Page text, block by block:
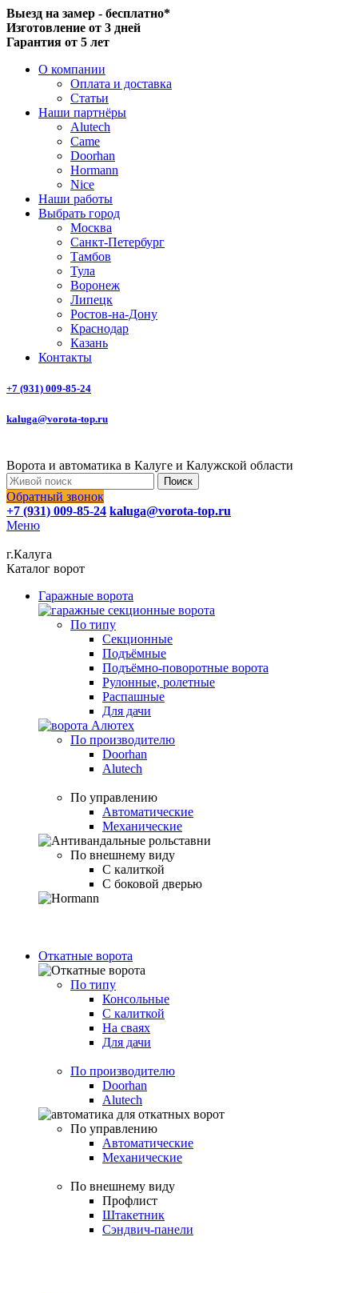
Выезд на замер - бесплатно*
Изготовление от 3 дней
Гарантия от 5 лет
О компании
Оплата и доставка
Статьи
Наши партнёры
Alutech
Came
Doorhan
Hormann
Nice
Наши работы
Выбрать город
Москва
Санкт-Петербург
Тамбов
Тула
Воронеж
Липецк
Ростов-на-Дону
Краснодар
Казань
Контакты
+7 (931) 009-85-24
kaluga@vorota-top.ru
Ворота и автоматика в Калуге и Калужской области
Поиск
Обратный звонок
+7 (931) 009-85-24 kaluga@vorota-top.ru
Меню
г.Калуга
Каталог ворот
Гаражные ворота
По типу
Секционные
Подъёмные
Подъёмно-поворотные ворота
Рулонные, ролетные
Распашные
Для дачи
По производителю
Doorhan
Alutech
По управлению
Автоматические
Механические
По внешнему виду
С калиткой
С боковой дверью
Откатные ворота
По типу
Консольные
С калиткой
На сваях
Для дачи
По производителю
Doorhan
Alutech
По управлению
Автоматические
Механические
По внешнему виду
Профлист
Штакетник
Сэндвич-панели